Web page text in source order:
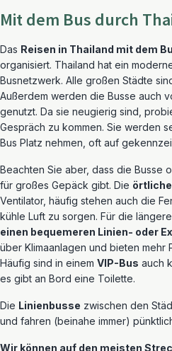
Mit dem Bus durch
Das Reisen in Thailand mit dem
organisiert. Thailand hat ein
Busnetzwerk. Alle großen Städte
Außerdem werden die Busse auch
genutzt. Da sie neugierig sind,
Gespräch zu kommen. Sie werden
Bus Platz nehmen, oft auf
Beachten Sie aber, dass die Busse
für großes Gepäck gibt. Die
Ventilator, häufig stehen auch die
kühle Luft zu sorgen. Für die
einen bequemeren Linien- oder
über Klimaanlagen und bieten mehr
Häufig sind in einem VIP-Bus auch
es gibt an Bord eine Toilette.
Die Linienbusse zwischen den
und fahren (beinahe immer)
Wir können auf den meisten